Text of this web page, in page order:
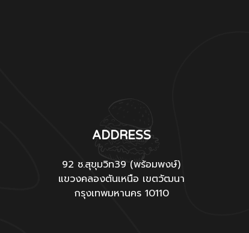
ADDRESS
92 ซ.สุขุมวิท39 (พร้อมพงษ์)
แขวงคลองตันเหนือ เขตวัฒนา
กรุงเทพมหานคร 10110